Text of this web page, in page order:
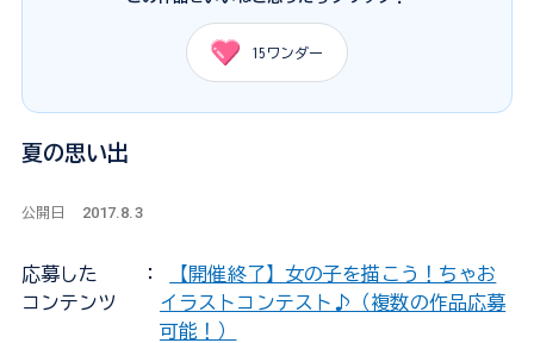
15 ワンダー
夏の思い出
公開日 2017.8.3
応募した
コンテンツ
：
【開催終了】女の子を描こう！ちゃお
イラストコンテスト♪（複数の作品応募
可能！）